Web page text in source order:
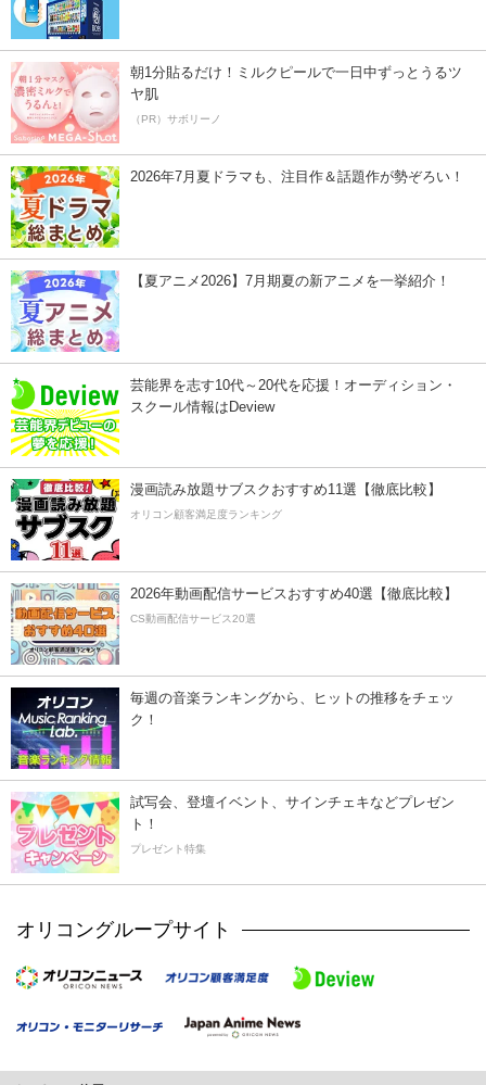
朝1分貼るだけ！ミルクピールで一日中ずっとうるツ
ヤ肌
（PR）サボリーノ
2026年7月夏ドラマも、注目作＆話題作が勢ぞろい！
【夏アニメ2026】7月期夏の新アニメを一挙紹介！
芸能界を志す10代～20代を応援！オーディション・
スクール情報はDeview
漫画読み放題サブスクおすすめ11選【徹底比較】
オリコン顧客満足度ランキング
2026年動画配信サービスおすすめ40選【徹底比較】
CS動画配信サービス20選
毎週の音楽ランキングから、ヒットの推移をチェッ
ク！
試写会、登壇イベント、サインチェキなどプレゼン
ト！
プレゼント特集
オリコングループサイト